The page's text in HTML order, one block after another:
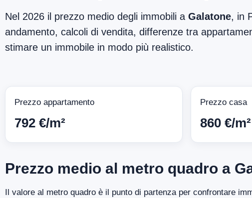
Nel 2026 il prezzo medio degli immobili a Galatone, in
andamento, calcoli di vendita, differenze tra
stimare un immobile in modo più realistico.
Prezzo appartamento
792 €/m²
Prezzo casa
860 €/m²
Prezzo medio al metro quadro a
Il valore al metro quadro è il punto di partenza per confrontare